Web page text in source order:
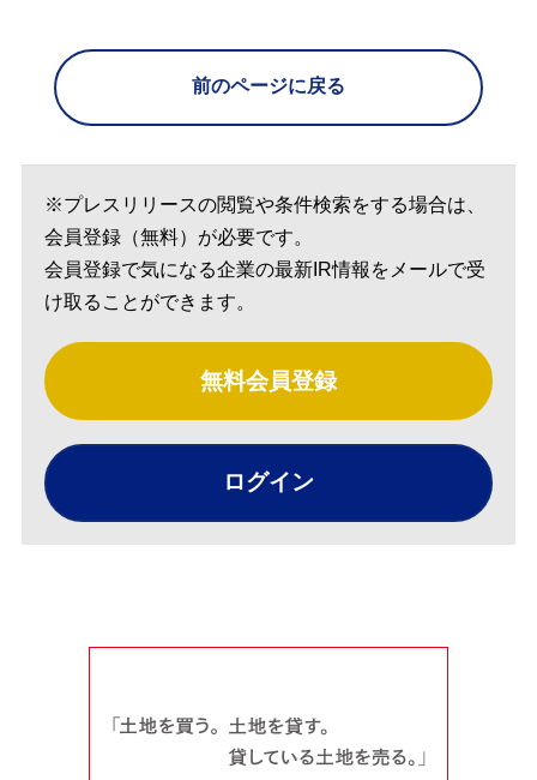
前のページに戻る
※プレスリリースの閲覧や条件検索をする場合は、
会員登録（無料）が必要です。
会員登録で気になる企業の最新IR情報をメールで受
け取ることができます。
無料会員登録
ログイン